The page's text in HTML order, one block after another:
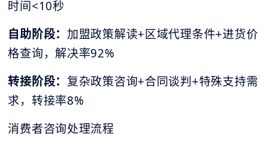
时间<10秒
自助阶段： 加盟政策解读+区域代理条件+进货价
格查询，解决率92%
转接阶段： 复杂政策咨询+合同谈判+特殊支持需
求，转接率8%
消费者咨询处理流程